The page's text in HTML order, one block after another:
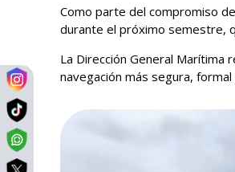
Como parte del compromiso
durante el próximo semestre,
La Dirección General Marítima
navegación más segura,